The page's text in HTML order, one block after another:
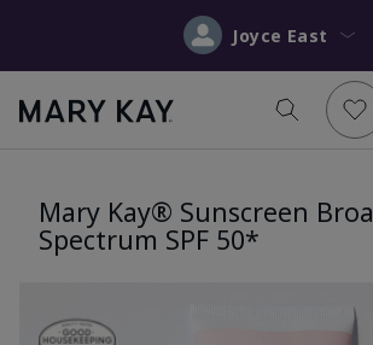
Joyce East
Mary Kay® Sunscreen
Spectrum SPF 50*